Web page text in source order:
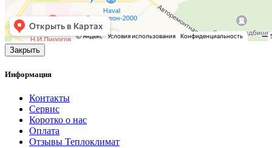
Закрыть
Информация
Контакты
Сервис
Коротко о нас
Оплата
Отзывы Теплоклимат